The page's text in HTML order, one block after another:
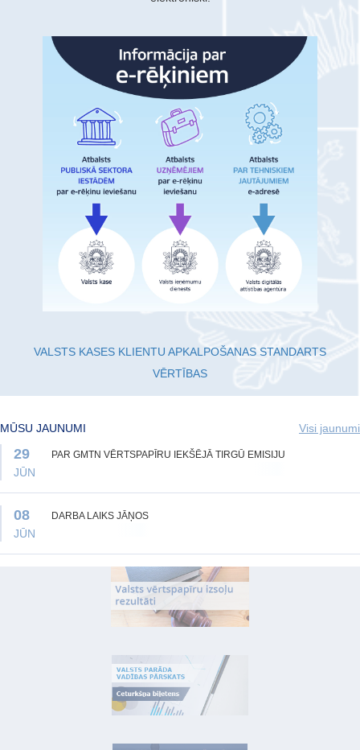
VALSTS KASES KLIENTU APKALPOŠANAS STANDARTS
VĒRTĪBAS
MŪSU JAUNUMI Visi jaunumi
29
JŪN
PAR GMTN VĒRTSPAPĪRU IEKŠĒJĀ TIRGŪ EMISIJU
08
JŪN
DARBA LAIKS JĀŅOS